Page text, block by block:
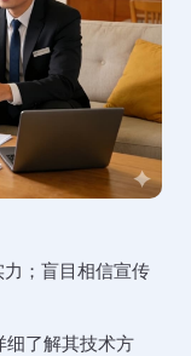
；盲目相信宣传
细了解其技术方